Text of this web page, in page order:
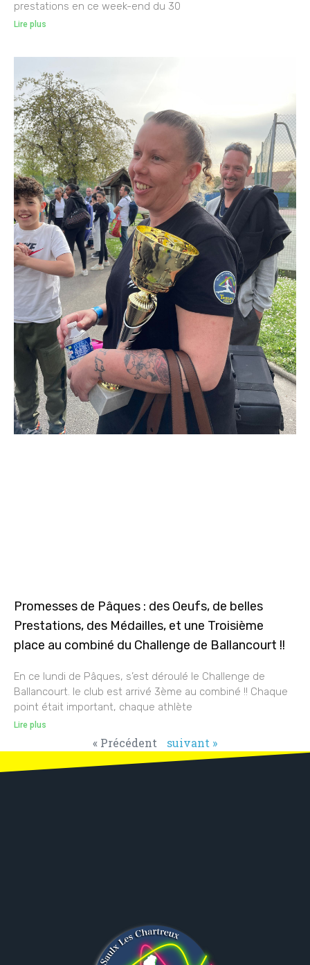
prestations en ce week-end du 30
Lire plus
Promesses de Pâques : des Oeufs, de belles
Prestations, des Médailles, et une Troisième
place au combiné du Challenge de Ballancourt !!
En ce lundi de Pâques, s’est déroulé le Challenge de
Ballancourt. le club est arrivé 3ème au combiné !! Chaque
point était important, chaque athlète
Lire plus
« Précédent suivant »